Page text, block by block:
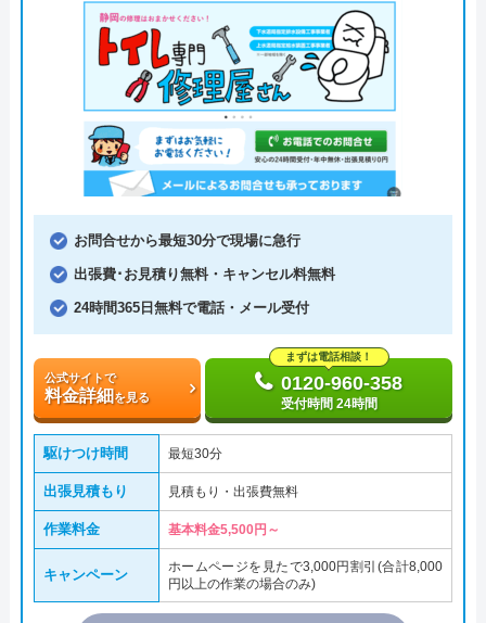
お問合せから最短30分で現場に急行
出張費･お見積り無料・キャンセル料無料
24時間365日無料で電話・メール受付
公式サイトで
料金詳細を見る
まずは電話相談！
0120-960-358
受付時間 24時間
駆けつけ時間 最短30分
出張見積もり 見積もり・出張費無料
作業料金 基本料金5,500円～
キャンペーン
ホームページを見たで3,000円割引(合計8,000
円以上の作業の場合のみ)